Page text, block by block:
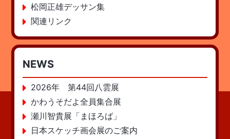
松岡正雄デッサン集
関連リンク
NEWS
2026年 第44回八雲展
かわうそだよ全員集合展
瀬川智貴展「まほろば」
日本スケッチ画会展のご案内